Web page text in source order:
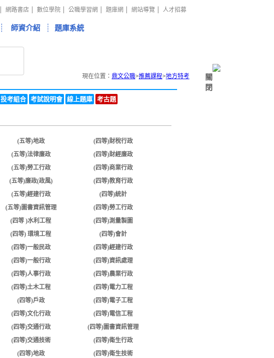
網路書店 數位學院 公職學習網 題庫網 網站導覽 人才招募
師資介紹 題庫系統
現在位置： 鼎文公職>推薦課程>地方特考
投考組合 考試說明會 線上題庫 考古題
(五等)地政
(四等)財稅行政
(五等)法律廉政
(四等)財經廉政
(五等)勞工行政
(四等)商業行政
(五等)廉政(政風)
(四等)教育行政
(五等)經建行政
(四等)統計
(五等)圖書資訊管理
(四等)勞工行政
(四等 )水利工程
(四等)測量製圖
(四等) 環境工程
(四等)會計
(四等)一般民政
(四等)經建行政
(四等)一般行政
(四等)資訊處理
(四等)人事行政
(四等)農業行政
(四等)土木工程
(四等)電力工程
(四等)戶政
(四等)電子工程
(四等)文化行政
(四等)電信工程
(四等)交通行政
(四等)圖書資訊管理
(四等)交通技術
(四等)衛生行政
(四等)地政
(四等)衛生技術
關
閉